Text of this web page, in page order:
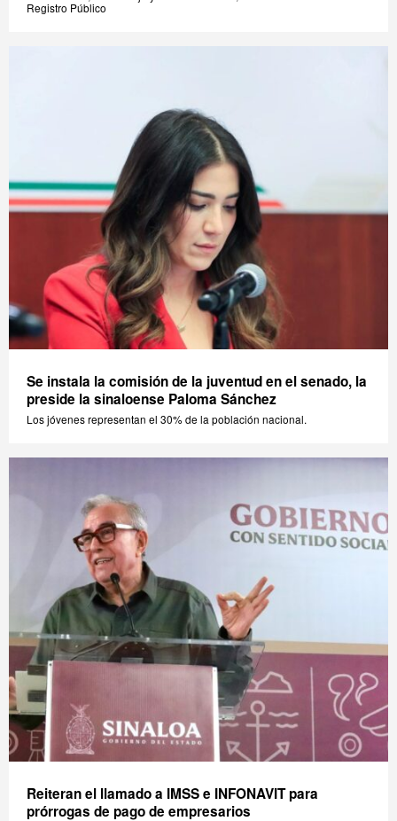
Registro Público
Se instala la comisión de la juventud en el senado, la
preside la sinaloense Paloma Sánchez
Los jóvenes representan el 30% de la población nacional.
Reiteran el llamado a IMSS e INFONAVIT para
prórrogas de pago de empresarios